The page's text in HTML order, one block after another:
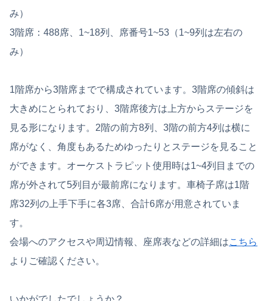
み）
3階席：488席、1~18列、席番号1~53（1~9列は左右の
み）
1階席から3階席までで構成されています。3階席の傾斜は
大きめにとられており、3階席後方は上方からステージを
見る形になります。2階の前方8列、3階の前方4列は横に
席がなく、角度もあるためゆったりとステージを見ること
ができます。オーケストラピット使用時は1~4列目までの
席が外されて5列目が最前席になります。車椅子席は1階
席32列の上手下手に各3席、合計6席が用意されていま
す。
会場へのアクセスや周辺情報、座席表などの詳細はこちら
よりご確認ください。
いかがでしたでしょうか？